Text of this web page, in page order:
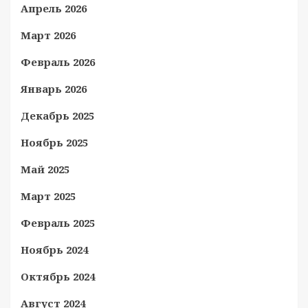
Апрель 2026
Март 2026
Февраль 2026
Январь 2026
Декабрь 2025
Ноябрь 2025
Май 2025
Март 2025
Февраль 2025
Ноябрь 2024
Октябрь 2024
Август 2024